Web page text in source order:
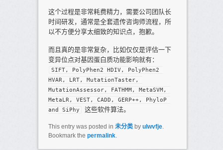
这个过程是非常耗费精力，需要公司团队长
时间研发，通常是全套遗传咨询师流程，所
以不方便分享太细致的知识点，抱歉。
而且真的是非常复杂，比如仅仅是评估一下
变异位点对基因蛋白质功能影响就有：
SIFT, PolyPhen2 HDIV, PolyPhen2
HVAR, LRT, MutationTaster,
MutationAssessor, FATHMM, MetaSVM,
MetaLR, VEST, CADD, GERP++, PhyloP
and SiPhy
这些软件算法。
This entry was posted in 未分类by ulwvfje.
Bookmark the permalink.